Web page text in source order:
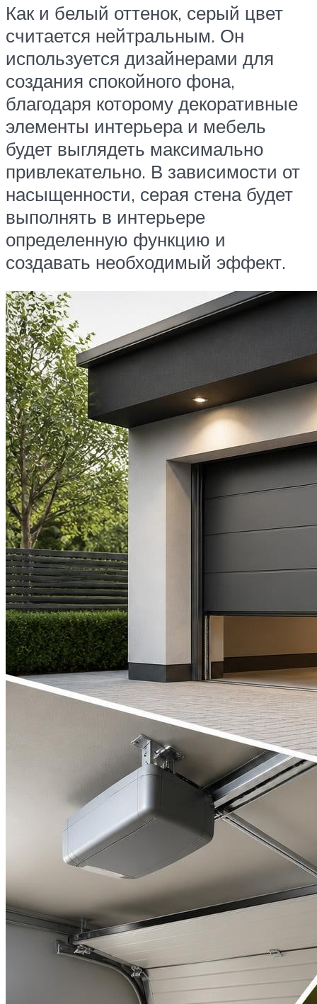
Как и белый оттенок, серый цвет
считается нейтральным. Он
используется дизайнерами для
создания спокойного фона,
благодаря которому декоративные
элементы интерьера и мебель
будет выглядеть максимально
привлекательно. В зависимости от
насыщенности, серая стена будет
выполнять в интерьере
определенную функцию и
создавать необходимый эффект.